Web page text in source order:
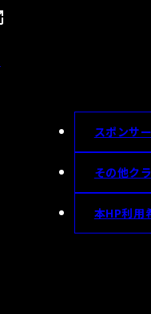
スポンサ
その他ク
本HP利用